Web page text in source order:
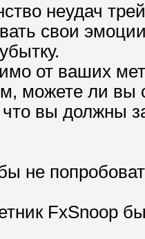
неудач
свои
от ваших
можете ли вы
что вы должны
не
FxSnoop